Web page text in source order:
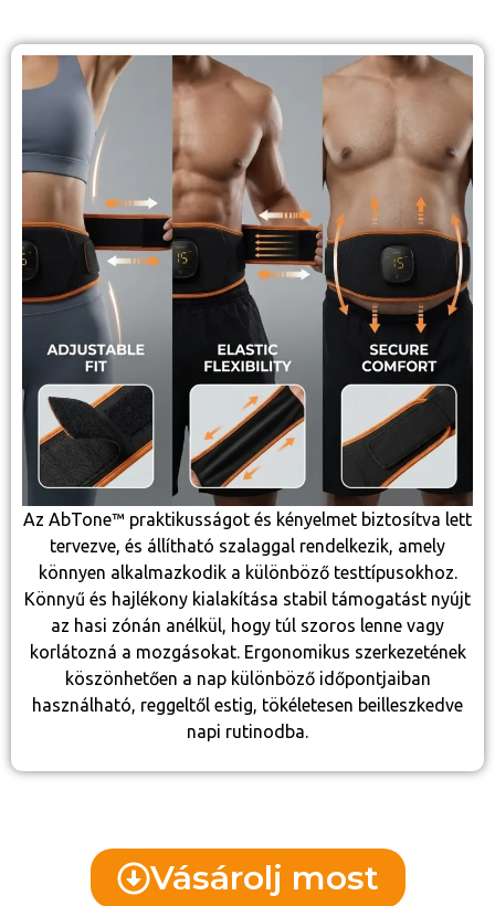
Az AbTone™ praktikusságot és kényelmet biztosítva lett
tervezve, és állítható szalaggal rendelkezik, amely
könnyen alkalmazkodik a különböző testtípusokhoz.
Könnyű és hajlékony kialakítása stabil támogatást nyújt
az hasi zónán anélkül, hogy túl szoros lenne vagy
korlátozná a mozgásokat. Ergonomikus szerkezetének
köszönhetően a nap különböző időpontjaiban
használható, reggeltől estig, tökéletesen beilleszkedve
napi rutinodba.
Vásárolj most